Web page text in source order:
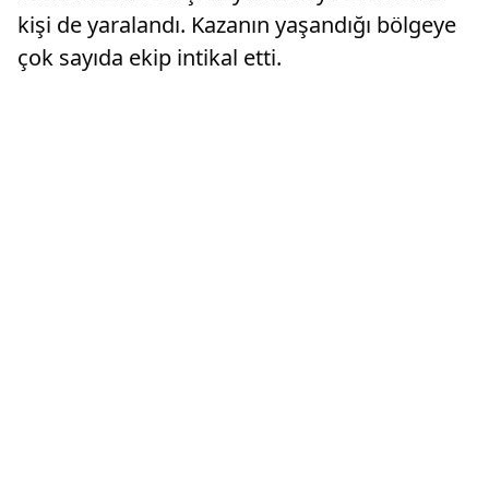
kişi de yaralandı. Kazanın yaşandığı bölgeye
çok sayıda ekip intikal etti.